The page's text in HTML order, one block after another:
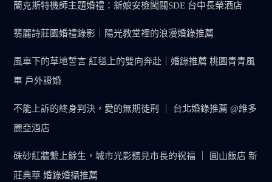
蘭克斯特機師主題婚禮：新娘安檢闖關SDE 台中長榮酒店
翡麗詩莊園婚禮錄影｜陽光教堂裡的浪漫婚錄推薦
風車下的草地誓言 紅毯上的雙向奔赴｜婚錄推薦 桃園青青風
車 戶外證婚
不能上訴的終身判決，愛的無期徒刑 ｜ 台北婚錄推薦 @維多
麗亞酒店
硃砂紅牆繫上餘生，城市光影聽見市長的祝福 ｜ 圓山飯店 新
莊典華 婚錄婚攝推薦